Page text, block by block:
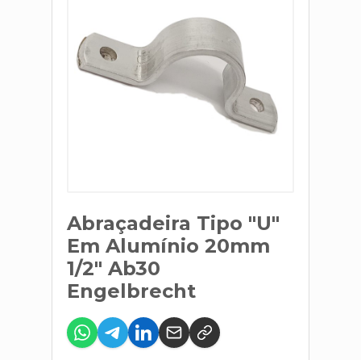
Abraçadeira Tipo "U"
Em Alumínio 20mm
1/2" Ab30
Engelbrecht